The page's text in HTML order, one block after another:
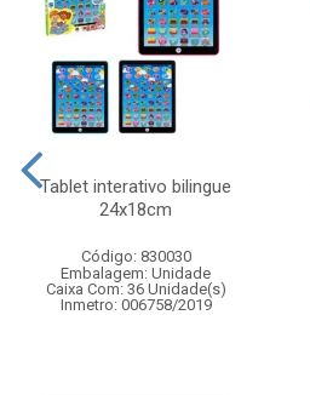
Tablet interativo bilingue
24x18cm
Código: 830030
Embalagem: Unidade
Caixa Com: 36 Unidade(s)
Inmetro: 006758/2019